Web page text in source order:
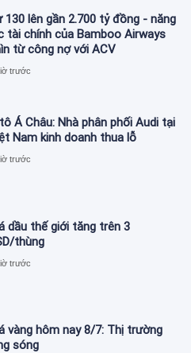
130 lên gần 2.700 tỷ đồng - năng
tài chính của Bamboo Airways
từ công nợ với ACV
trước
Á Châu: Nhà phân phối Audi tại
Nam kinh doanh thua lỗ
trước
dầu thế giới tăng trên 3
thùng
trước
vàng hôm nay 8/7: Thị trường
sóng